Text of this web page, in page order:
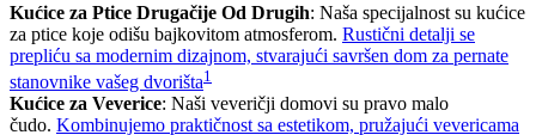
Kućice za Ptice Drugačije Od Drugih: Naša specijalnost su kućice
za ptice koje odišu bajkovitom atmosferom. Rustični detalji se
prepliću sa modernim dizajnom, stvarajući savršen dom za pernate
stanovnike vašeg dvorišta1
Kućice za Veverice: Naši veveričji domovi su pravo malo
čudo. Kombinujemo praktičnost sa estetikom, pružajući vevericama